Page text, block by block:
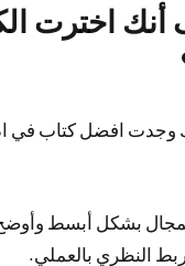
اخترت
وجدت افضل كتاب في
بشكل أبسط
النظري بالعملي.